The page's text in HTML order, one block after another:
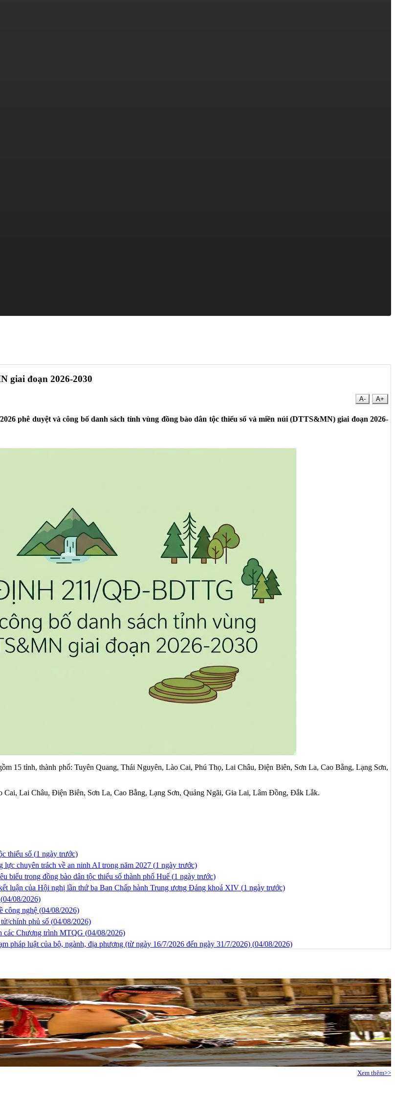
giai đoạn 2026-2030
A+
A-
phê duyệt và công bố danh sách tỉnh vùng đồng bào dân tộc thiểu số và miền núi (DTTS&MN) giai đoạn 2026-
15 tỉnh, thành phố: Tuyên Quang, Thái Nguyên, Lào Cai, Phú Thọ, Lai Châu, Điện Biên, Sơn La, Cao Bằng, Lạng Sơn,
Cai, Lai Châu, Điện Biên, Sơn La, Cao Bằng, Lạng Sơn, Quảng Ngãi, Gia Lai, Lâm Đồng, Đắk Lắk.
thiểu số (1 ngày trước)
chuyên trách về an ninh AI trong năm 2027 (1 ngày trước)
biểu trong đồng bào dân tộc thiểu số thành phố Huế (1 ngày trước)
luận của Hội nghị lần thứ ba Ban Chấp hành Trung ương Đảng khoá XIV (1 ngày trước)
04/08/2026)
công nghệ (04/08/2026)
chính phủ số (04/08/2026)
các Chương trình MTQG (04/08/2026)
pháp luật của bộ, ngành, địa phương (từ ngày 16/7/2026 đến ngày 31/7/2026) (04/08/2026)
Xem thêm>>